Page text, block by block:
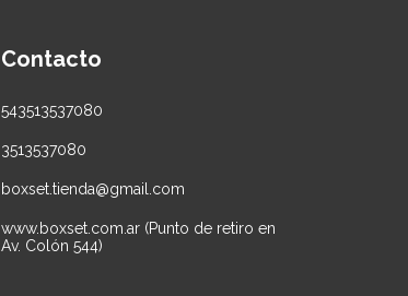
Contacto
543513537080
3513537080
boxset.tienda@gmail.com
www.boxset.com.ar (Punto de retiro en
Av. Colón 544)